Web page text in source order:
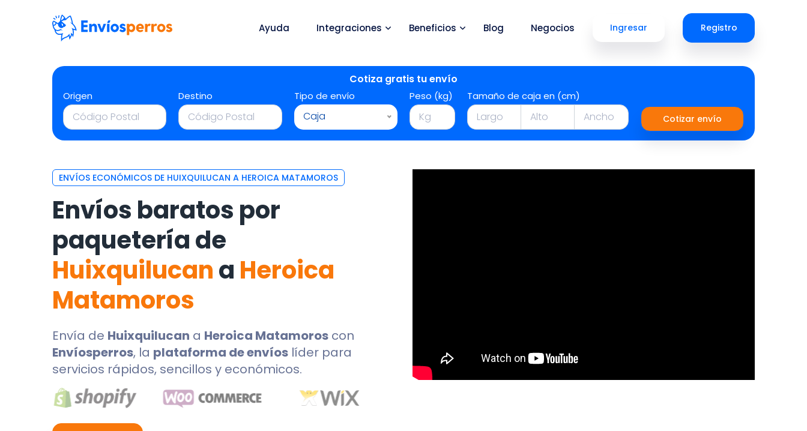
Ayuda Integraciones Beneficios Blog Negocios Ingresar Registro
Cotiza gratis tu envío
Origen Destino Tipo de envío
Caja
Peso (kg) Tamaño de caja en (cm)
Cotizar envío
ENVÍOS ECONÓMICOS DE HUIXQUILUCAN A HEROICA MATAMOROS
Envíos baratos por
paquetería de
Huixquilucana Heroica
Matamoros
Envía de Huixquilucan a Heroica Matamoros con
Envíosperros, la plataforma de envíos líder para
servicios rápidos, sencillos y económicos.